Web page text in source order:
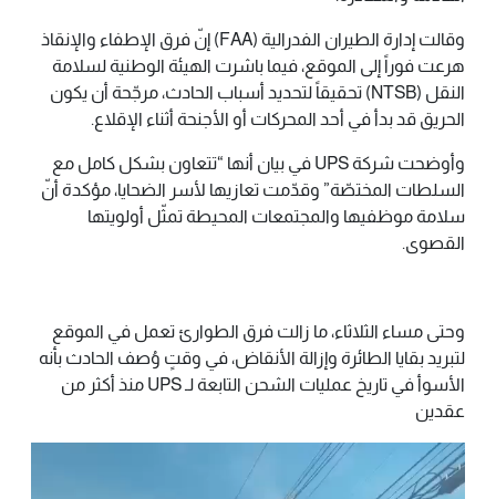
وقالت إدارة الطيران الفدرالية (FAA) إنّ فرق الإطفاء والإنقاذ
هرعت فوراً إلى الموقع، فيما باشرت الهيئة الوطنية لسلامة
النقل (NTSB) تحقيقاً لتحديد أسباب الحادث، مرجّحة أن يكون
الحريق قد بدأ في أحد المحركات أو الأجنحة أثناء الإقلاع.
وأوضحت شركة UPS في بيان أنها “تتعاون بشكل كامل مع
السلطات المختصّة” وقدّمت تعازيها لأسر الضحايا، مؤكدة أنّ
سلامة موظفيها والمجتمعات المحيطة تمثّل أولويتها
القصوى.
وحتى مساء الثلاثاء، ما زالت فرق الطوارئ تعمل في الموقع
لتبريد بقايا الطائرة وإزالة الأنقاض، في وقتٍ وُصف الحادث بأنه
الأسوأ في تاريخ عمليات الشحن التابعة لـ UPS منذ أكثر من
عقدين